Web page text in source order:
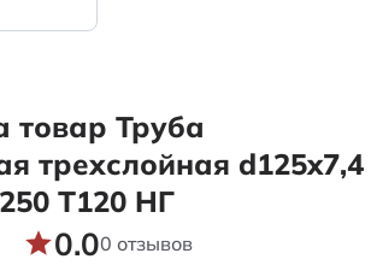
товар Труба
трехслойная d125x7,4
Т120 НГ
0.00 отзывов